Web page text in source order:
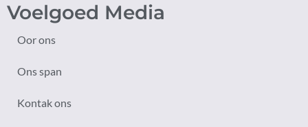
Voelgoed Media
Oor ons
Ons span
Kontak ons